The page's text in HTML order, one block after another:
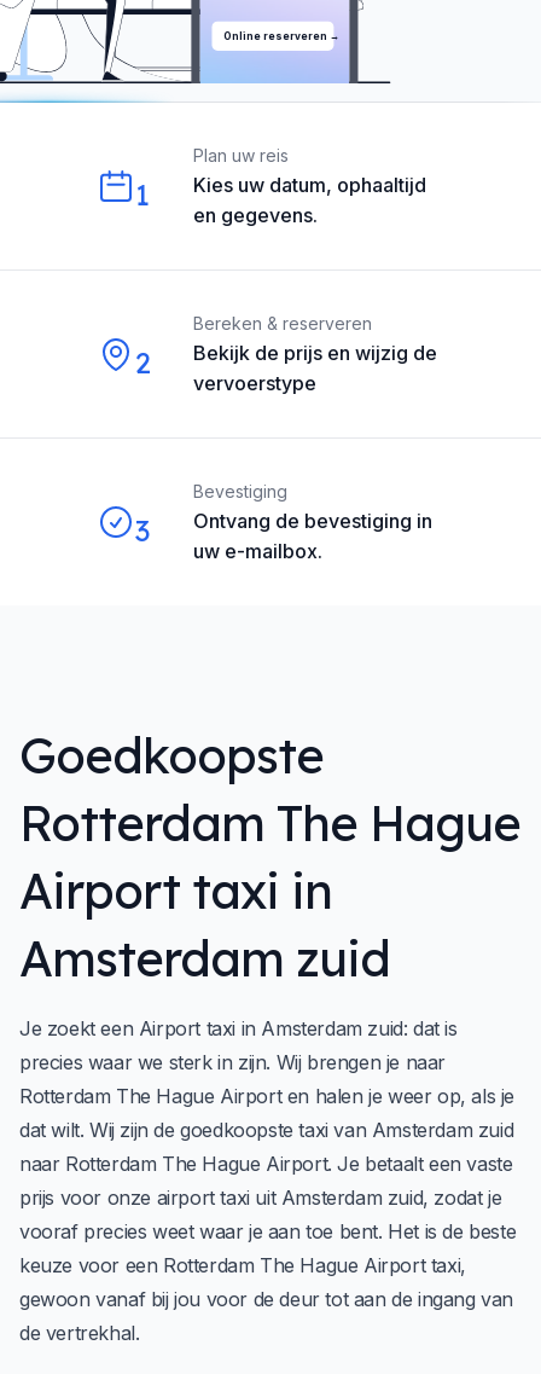
Online reserveren →
1
Kies uw datum, ophaaltijd
en gegevens.
Plan uw reis
2
Bekijk de prijs en wijzig de
vervoerstype
Bereken & reserveren
3
Ontvang de bevestiging in
uw e-mailbox.
Bevestiging
Goedkoopste
Rotterdam The Hague
Airport taxi in
Amsterdam zuid
Je zoekt een Airport taxi in Amsterdam zuid: dat is
precies waar we sterk in zijn. Wij brengen je naar
Rotterdam The Hague Airport en halen je weer op, als je
dat wilt. Wij zijn de goedkoopste taxi van Amsterdam zuid
naar Rotterdam The Hague Airport. Je betaalt een vaste
prijs voor onze airport taxi uit Amsterdam zuid, zodat je
vooraf precies weet waar je aan toe bent. Het is de beste
keuze voor een Rotterdam The Hague Airport taxi,
gewoon vanaf bij jou voor de deur tot aan de ingang van
de vertrekhal.